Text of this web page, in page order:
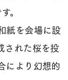
。
紙を会場に設
された桜を投
により幻想的